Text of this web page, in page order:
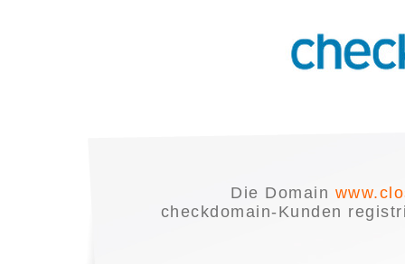
Die Domain
checkdomain-Kunden